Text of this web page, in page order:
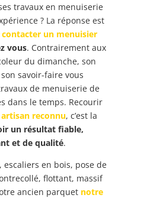
travaux en menuiserie
? La réponse est
contacter un menuisier
vous. Contrairement aux
du dimanche, son
savoir-faire vous
de menuiserie de
dans le temps. Recourir
artisan reconnu, c’est la
un résultat fiable,
et de qualité.
escaliers en bois, pose de
flottant, massif
ancien parquet notre